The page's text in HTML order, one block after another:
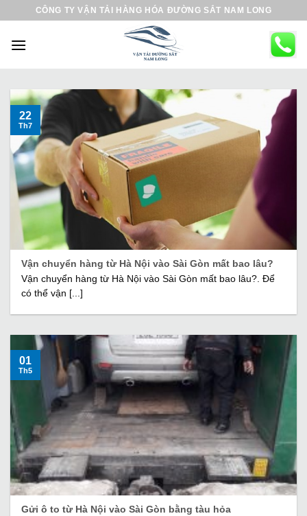
CÔNG TY VẬN TẢI HÀNG HÓA ĐƯỜNG SẮT NAM LONG
Vận chuyển hàng từ Hà Nội vào Sài Gòn mất bao lâu?
Vận chuyển hàng từ Hà Nội vào Sài Gòn mất bao lâu?. Để
có thể vận [...]
22
Th7
Gửi ô to từ Hà Nội vào Sài Gòn bằng tàu hỏa
01
Th5